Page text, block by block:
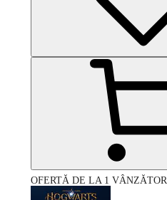
OFERTĂ DE LA 1 VÂNZĂTOR